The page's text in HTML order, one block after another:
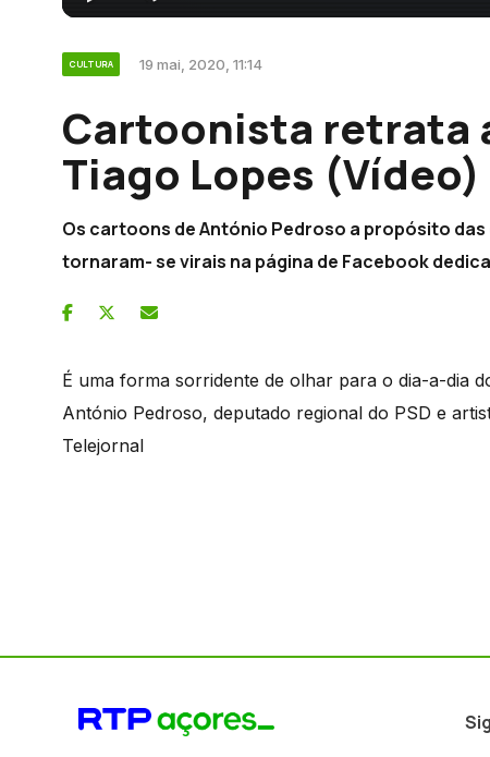
CULTURA 19 mai, 2020, 11:14
Cartoonista retrata
Tiago Lopes (Vídeo)
Os cartoons de António Pedroso a propósito
tornaram- se virais na página de Facebook
É uma forma sorridente de olhar para o dia-a-dia
António Pedroso, deputado regional do PSD e
Telejornal